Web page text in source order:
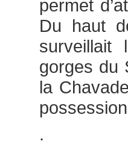
permet
Du haut
gorges du
la
.